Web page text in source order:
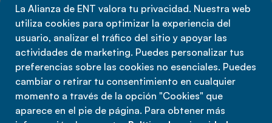
La Alianza de ENT valora tu privacidad. Nuestra web
utiliza cookies para optimizar la experiencia del
usuario, analizar el tráfico del sitio y apoyar las
actividades de marketing. Puedes personalizar tus
preferencias sobre las cookies no esenciales. Puedes
cambiar o retirar tu consentimiento en cualquier
momento a través de la opción "Cookies" que
aparece en el pie de página. Para obtener más
Suscríbete ahora
Política de privacidad